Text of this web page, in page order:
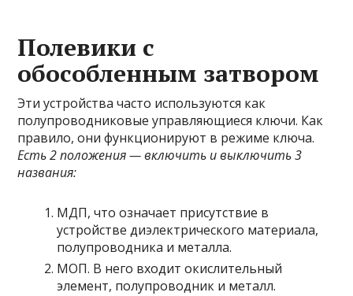
Полевики с
обособленным затвором
Эти устройства часто используются как
полупроводниковые управляющиеся ключи. Как
правило, они функционируют в режиме ключа.
Есть 2 положения — включить и выключить 3
названия:
МДП, что означает присутствие в
устройстве диэлектрического материала,
полупроводника и металла.
МОП. В него входит окислительный
элемент, полупроводник и металл.